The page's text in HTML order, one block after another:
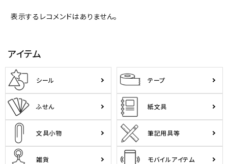
表示するレコメンドはありません。
アイテム
シール テープ
ふせん 紙文具
文具小物 筆記用具等
雑貨 モバイルアイテム